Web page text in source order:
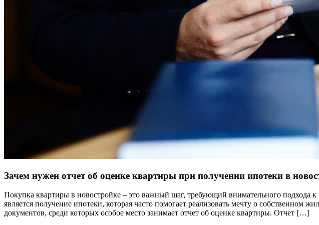
Зачем нужен отчет об оценке квартиры при получении ипотеки в
Покупка квартиры в новостройке – это важный шаг, требующий внимательного
является получение ипотеки, которая часто помогает реализовать мечту о собственном
документов, среди которых особое место занимает отчет об оценке квартиры. Отчет […]